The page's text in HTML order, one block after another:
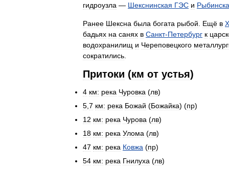
гидроузла — Шекснинская ГЭС и
Ранее Шексна была богата рыбой Ещё в
бадьях на санях в Санкт-Петербург к
водохранилищ и Череповецкого
сократились
Притоки (км от устья)
4 км: река Чуровка (лв)
5 7 км: река Божай (Божайка) (пр)
12 км: река Чурова (лв)
18 км: река Улома (лв)
47 км: река Ковжа (пр)
54 км: река Гнилуха (лв)